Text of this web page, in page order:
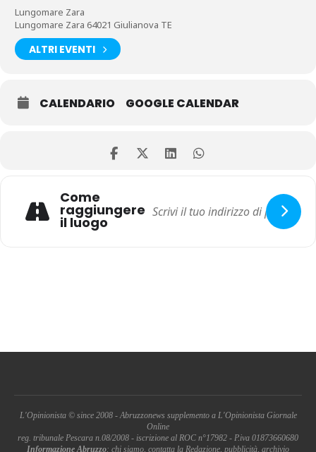
Lungomare Zara
Lungomare Zara 64021 Giulianova TE
ALTRI EVENTI
CALENDARIO GOOGLE CALENDAR
Come
raggiungere
il luogo
L'Opinionista © since 2008 - Abruzzonews supplemento a L'Opinionista Giornale
Online
reg. tribunale Pescara n.08/2008 - iscrizione al ROC n°17982 - P.iva 01873660680
Informazione Abruzzo: chi siamo, contatta la Redazione, pubblicità, archivio